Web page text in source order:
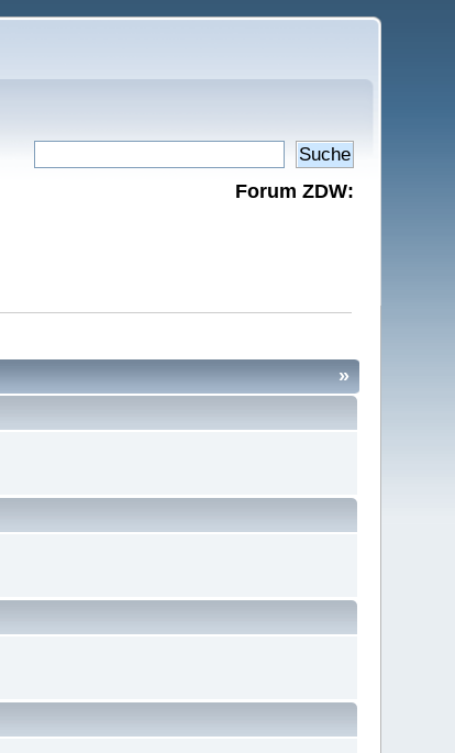
Forum ZDW:
»